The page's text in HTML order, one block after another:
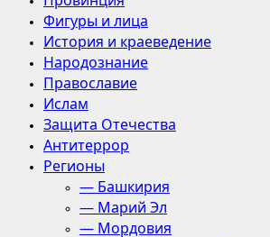
Фигуры и лица
История и краеведение
Народознание
Православие
Ислам
Защита Отечества
Антитеррор
Регионы
— Башкирия
— Марий Эл
— Мордовия